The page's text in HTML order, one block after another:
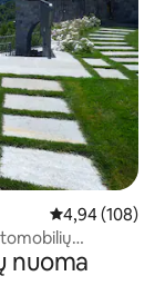
Vidutinis
4,94 (108)
nuoma